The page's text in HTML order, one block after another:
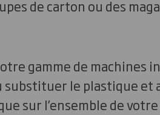
de carton ou des
gamme de machines
substituer le plastique et
sur l’ensemble de